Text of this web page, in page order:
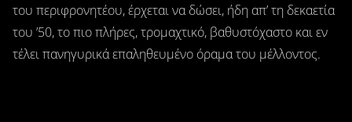
του περιφρονητέου, έρχεται να δώσει, ήδη απ’ τη δεκαετία
του ’50, το πιο πλήρες, τρομαχτικό, βαθυστόχαστο και εν
τέλει πανηγυρικά επαληθευμένο όραμα του μέλλοντος.